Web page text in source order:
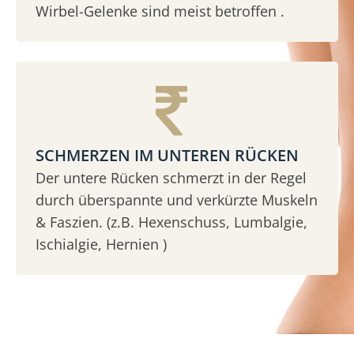
Wirbel-Gelenke sind meist betroffen .
SCHMERZEN IM UNTEREN RÜCKEN
Der untere Rücken schmerzt in der Regel
durch überspannte und verkürzte Muskeln
& Faszien. (z.B. Hexenschuss, Lumbalgie,
Ischialgie, Hernien )